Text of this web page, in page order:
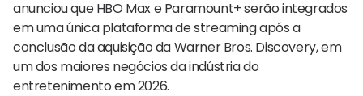
anunciou que HBO Max e Paramount+ serão integrados
em uma única plataforma de streaming após a
conclusão da aquisição da Warner Bros. Discovery, em
um dos maiores negócios da indústria do
entretenimento em 2026.